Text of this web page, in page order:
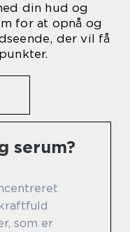
din hud og
for at opnå og
der vil få
serum?
som er